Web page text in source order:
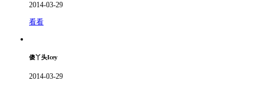
2014-03-29
看看
傻丫头Icey
2014-03-29